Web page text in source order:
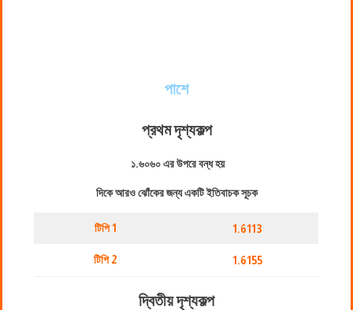
পাশে
প্রথম দৃশ্যকল্প
১.৬০৬০ এর উপরে বন্ধ হয়
দিকে আরও ঝোঁকের জন্য একটি ইতিবাচক সূচক
টিপি 1 1.6113
টিপি 2 1.6155
দ্বিতীয় দৃশ্যকল্প